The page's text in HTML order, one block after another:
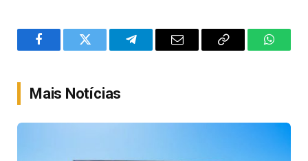
FacebookTwitter TelegramEmail
Copy
Mais Notícias